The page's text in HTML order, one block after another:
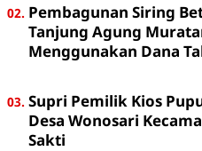
Pembagunan Siring
Tanjung Agung
Menggunakan Dana
Supri Pemilik Kios
Desa Wonosari
Sakti